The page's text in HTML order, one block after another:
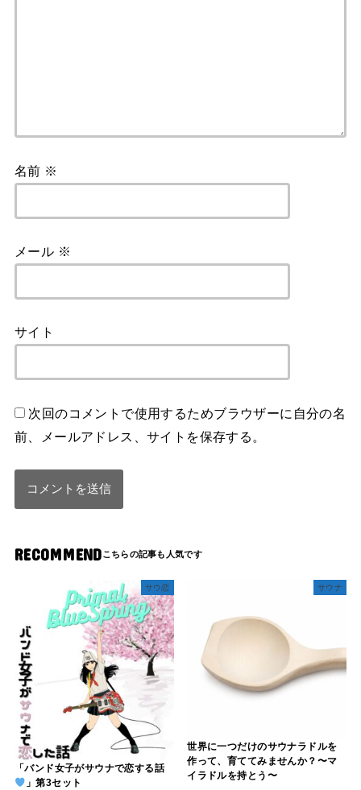
名前 ※
メール ※
サイト
次回のコメントで使用するためブラウザーに自分の名
前、メールアドレス、サイトを保存する。
RECOMMEND
サウ恋
「バンド女子がサウナで恋する話
」第3セット
サウナ
世界に一つだけのサウナラドルを
作って、育ててみませんか？〜マ
イラドルを持とう〜